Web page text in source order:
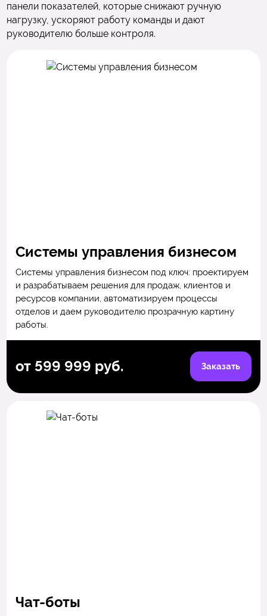
панели показателей, которые снижают ручную
нагрузку, ускоряют работу команды и дают
руководителю больше контроля.
Системы управления бизнесом
Системы управления бизнесом под ключ: проектируем
и разрабатываем решения для продаж, клиентов и
ресурсов компании, автоматизируем процессы
отделов и даем руководителю прозрачную картину
работы.
от 599 999 руб. Заказать
Чат-боты